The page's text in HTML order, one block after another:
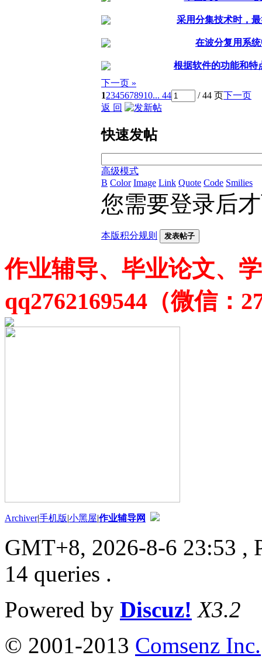
采用分集技术时，
在波分复用系
根据软件的功能和特
下一页 »
12345678910... 44 / 44 页下一页
返 回
快速发帖
高级模式
B Color Image Link Quote Code Smilies
您需要登录后
本版积分规则 发表帖子
作业辅导、毕业论文、
qq2762169544（微信：
Archiver|手机版|小黑屋|作业辅导网
GMT+8, 2026-8-6 23:53 ,
14 queries .
Powered by Discuz! X3.2
© 2001-2013 Comsenz Inc.